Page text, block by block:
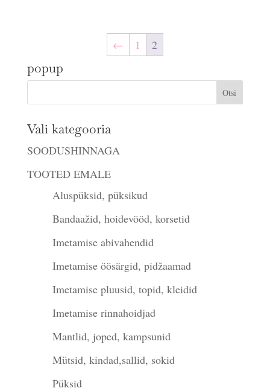
← 1 2
popup
Vali kategooria
SOODUSHINNAGA
TOOTED EMALE
Aluspüksid, püksikud
Bandaažid, hoidevööd, korsetid
Imetamise abivahendid
Imetamise öösärgid, pidžaamad
Imetamise pluusid, topid, kleidid
Imetamise rinnahoidjad
Mantlid, joped, kampsunid
Mütsid, kindad,sallid, sokid
Püksid